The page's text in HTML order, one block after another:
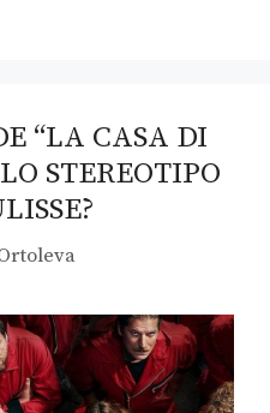
“LA CASA DI
STEREOTIPO